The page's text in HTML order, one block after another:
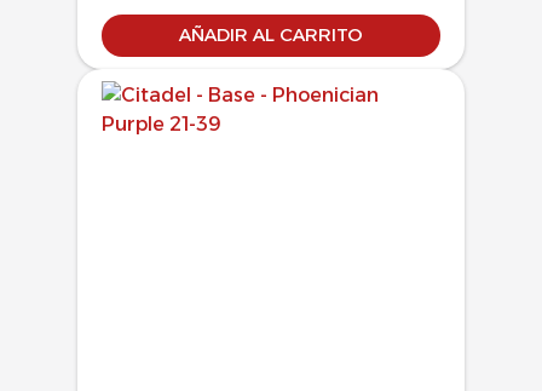
AÑADIR AL CARRITO